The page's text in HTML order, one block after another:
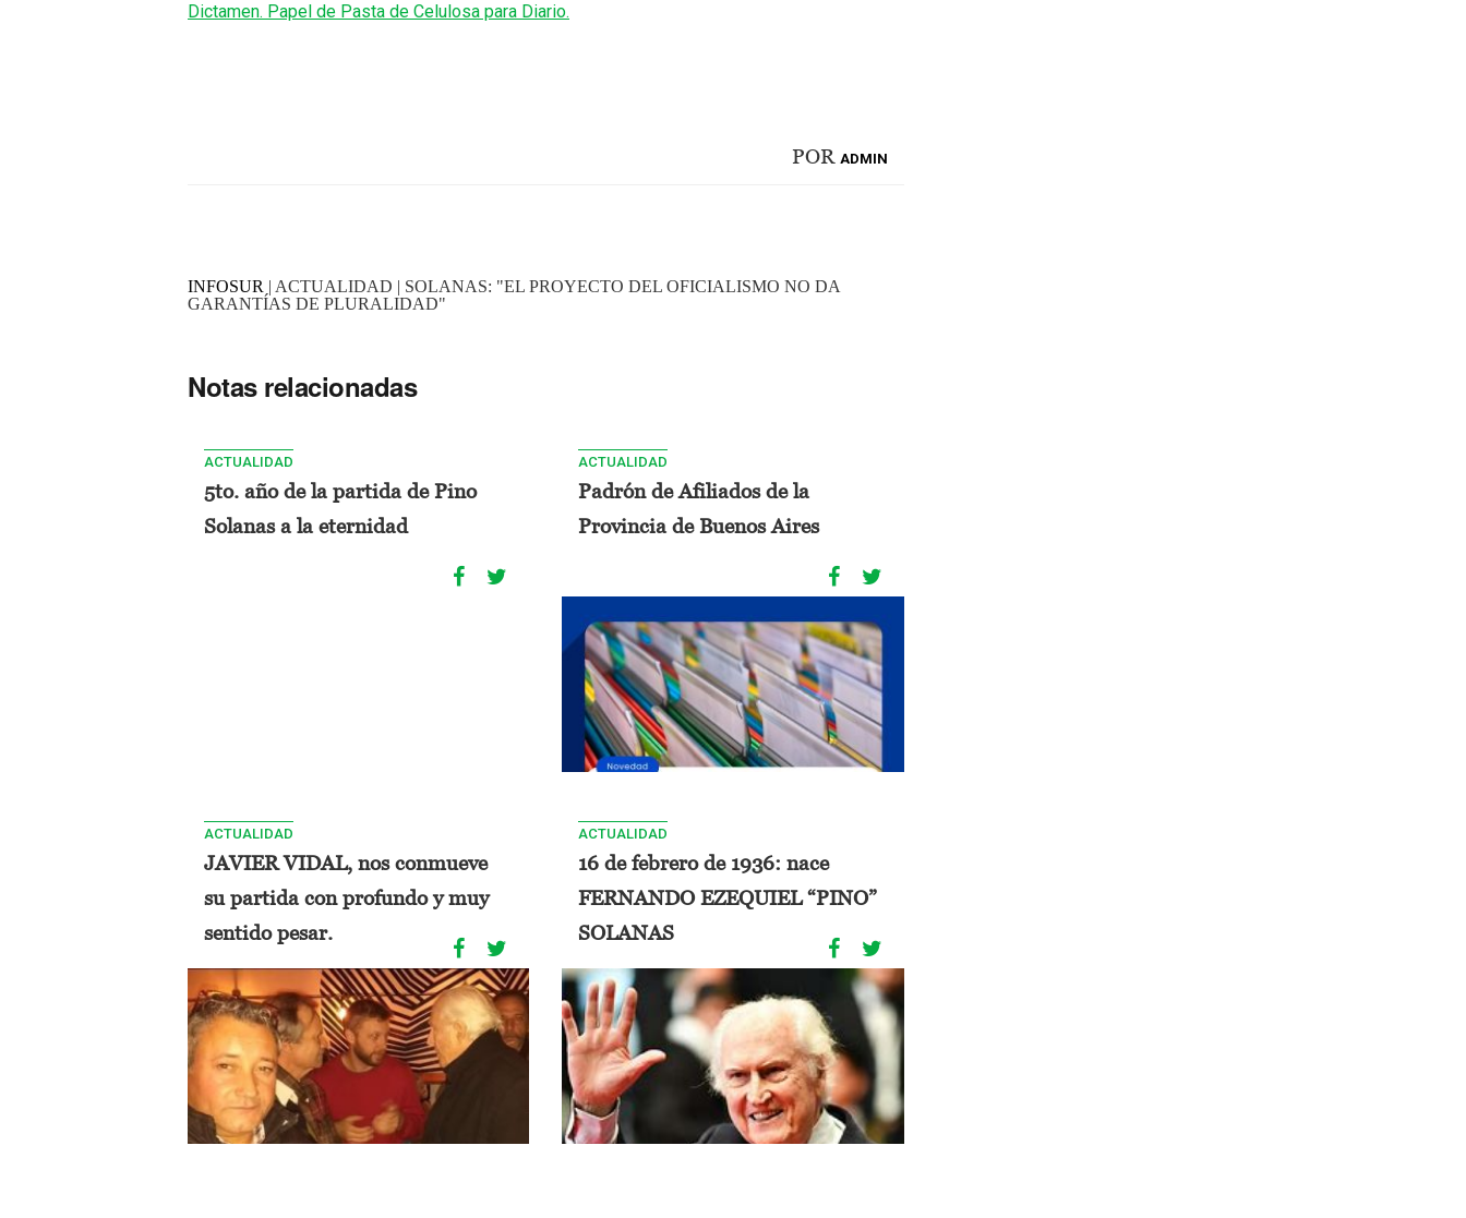
Dictamen. Papel de Pasta de Celulosa para Diario.
POR ADMIN
INFOSUR | ACTUALIDAD | SOLANAS: "EL PROYECTO DEL OFICIALISMO NO DA
GARANTÍAS DE PLURALIDAD"
Notas relacionadas
ACTUALIDAD
5to. año de la partida de Pino
Solanas a la eternidad
ACTUALIDAD
Padrón de Afiliados de la
Provincia de Buenos Aires
ACTUALIDAD
JAVIER VIDAL, nos conmueve
su partida con profundo y muy
sentido pesar.
ACTUALIDAD
16 de febrero de 1936: nace
FERNANDO EZEQUIEL “PINO”
SOLANAS